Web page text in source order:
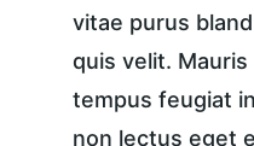
vitae purus
quis velit.
tempus feugiat
non lectus eget